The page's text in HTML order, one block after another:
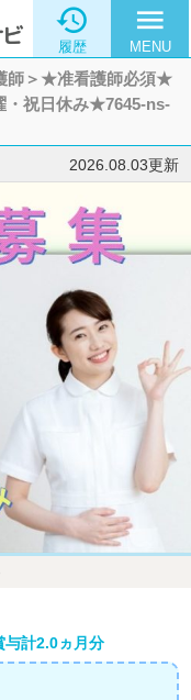

履歴
menu
MENU
師＞★准看護師必須★
・祝日休み★7645-ns-
2026.08.03更新
与計2.0ヵ月分